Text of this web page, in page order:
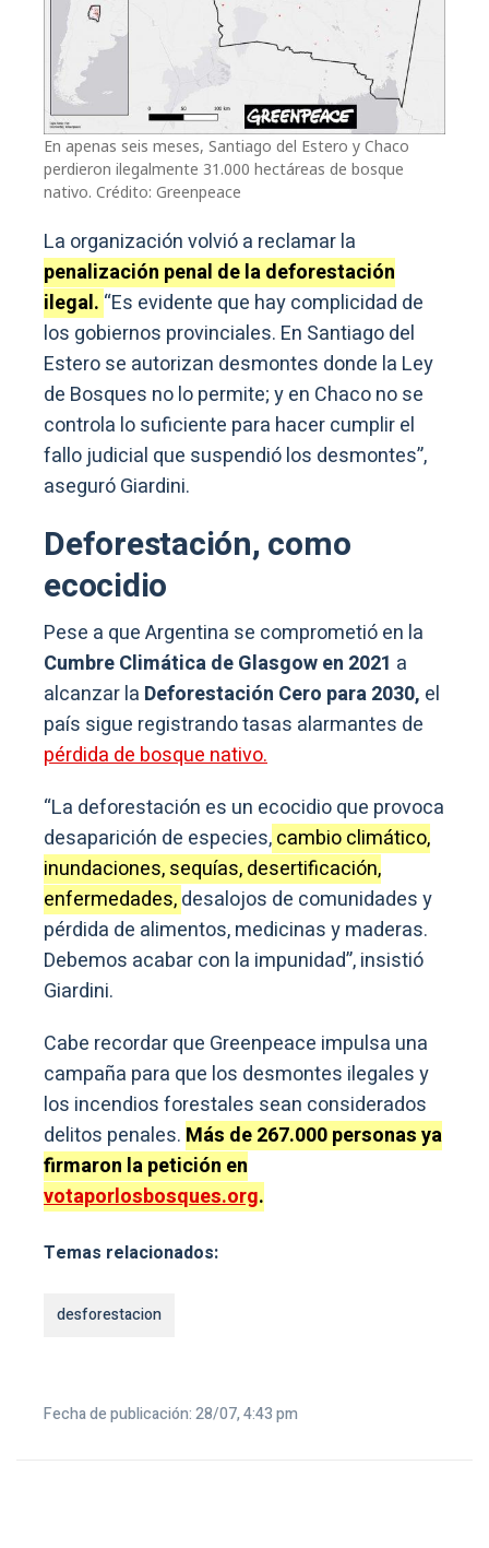
En apenas seis meses, Santiago del Estero y Chaco
perdieron ilegalmente 31.000 hectáreas de bosque
nativo. Crédito: Greenpeace
La organización volvió a reclamar la
penalización penal de la deforestación
ilegal. “Es evidente que hay complicidad de
los gobiernos provinciales. En Santiago del
Estero se autorizan desmontes donde la Ley
de Bosques no lo permite; y en Chaco no se
controla lo suficiente para hacer cumplir el
fallo judicial que suspendió los desmontes”,
aseguró Giardini.
Deforestación, como
ecocidio
Pese a que Argentina se comprometió en la
Cumbre Climática de Glasgow en 2021 a
alcanzar la Deforestación Cero para 2030, el
país sigue registrando tasas alarmantes de
pérdida de bosque nativo.
“La deforestación es un ecocidio que provoca
desaparición de especies,cambio climático,
inundaciones, sequías, desertificación,
enfermedades,desalojos de comunidades y
pérdida de alimentos, medicinas y maderas.
Debemos acabar con la impunidad”, insistió
Giardini.
Cabe recordar que Greenpeace impulsa una
campaña para que los desmontes ilegales y
los incendios forestales sean considerados
delitos penales. Más de 267.000 personas ya
firmaron la petición en
votaporlosbosques.org.
Temas relacionados:
desforestacion
Fecha de publicación: 28/07, 4:43 pm